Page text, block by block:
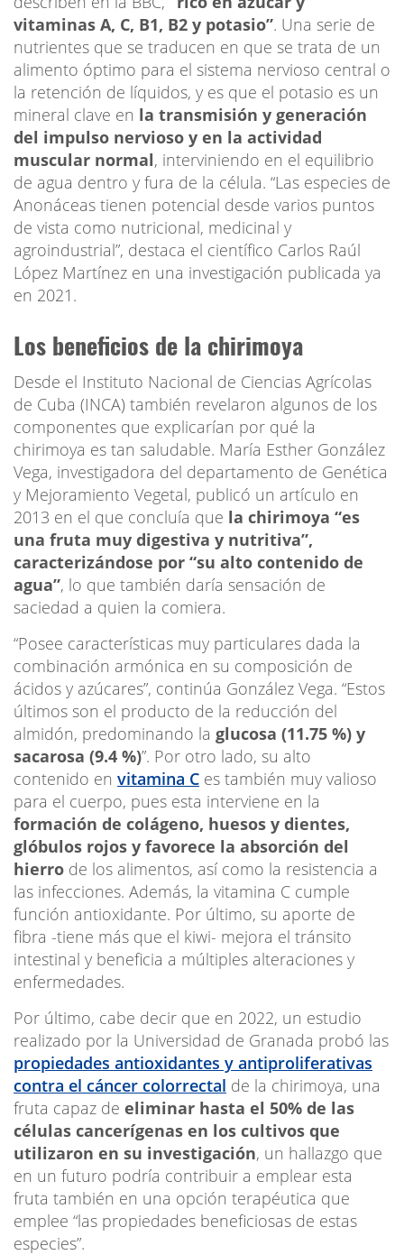
vitaminas A, C, B1, B2 y potasio”. Una serie de
nutrientes que se traducen en que se trata de un
alimento óptimo para el sistema nervioso central o
la retención de líquidos, y es que el potasio es un
mineral clave en la transmisión y generación
del impulso nervioso y en la actividad
muscular normal, interviniendo en el equilibrio
de agua dentro y fura de la célula. “Las especies de
Anonáceas tienen potencial desde varios puntos
de vista como nutricional, medicinal y
agroindustrial”, destaca el científico Carlos Raúl
López Martínez en una investigación publicada ya
en 2021.
Los beneficios de la chirimoya
Desde el Instituto Nacional de Ciencias Agrícolas
de Cuba (INCA) también revelaron algunos de los
componentes que explicarían por qué la
chirimoya es tan saludable. María Esther González
Vega, investigadora del departamento de Genética
y Mejoramiento Vegetal, publicó un artículo en
2013 en el que concluía que la chirimoya “es
una fruta muy digestiva y nutritiva”,
caracterizándose por “su alto contenido de
agua”, lo que también daría sensación de
saciedad a quien la comiera.
“Posee características muy particulares dada la
combinación armónica en su composición de
ácidos y azúcares”, continúa González Vega. “Estos
últimos son el producto de la reducción del
almidón, predominando la glucosa (11.75 %) y
sacarosa (9.4 %)”. Por otro lado, su alto
contenido en vitamina C es también muy valioso
para el cuerpo, pues esta interviene en la
formación de colágeno, huesos y dientes,
glóbulos rojos y favorece la absorción del
hierro de los alimentos, así como la resistencia a
las infecciones. Además, la vitamina C cumple
función antioxidante. Por último, su aporte de
fibra -tiene más que el kiwi- mejora el tránsito
intestinal y beneficia a múltiples alteraciones y
enfermedades.
Por último, cabe decir que en 2022, un estudio
realizado por la Universidad de Granada probó las
propiedades antioxidantes y antiproliferativas
contra el cáncer colorrectal de la chirimoya, una
fruta capaz de eliminar hasta el 50% de las
células cancerígenas en los cultivos que
utilizaron en su investigación, un hallazgo que
en un futuro podría contribuir a emplear esta
fruta también en una opción terapéutica que
emplee “las propiedades beneficiosas de estas
especies”.